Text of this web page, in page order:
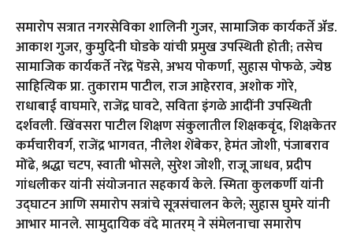
समारोप सत्रात नगरसेविका शालिनी गुजर, सामाजिक कार्यकर्ते ॲड.
आकाश गुजर, कुमुदिनी घोडके यांची प्रमुख उपस्थिती होती; तसेच
सामाजिक कार्यकर्ते नरेंद्र पेंडसे, अभय पोकर्णा, सुहास पोफळे, ज्येष्ठ
साहित्यिक प्रा. तुकाराम पाटील, राज आहेरराव, अशोक गोरे,
राधाबाई वाघमारे, राजेंद्र घावटे, सविता इंगळे आदींनी उपस्थिती
दर्शवली. खिंवसरा पाटील शिक्षण संकुलातील शिक्षकवृंद, शिक्षकेतर
कर्मचारीवर्ग, राजेंद्र भागवत, नीलेश शेंबेकर, हेमंत जोशी, पंजाबराव
मोंढे, श्रद्धा चटप, स्वाती भोसले, सुरेश जोशी, राजू जाधव, प्रदीप
गांधलीकर यांनी संयोजनात सहकार्य केले. स्मिता कुलकर्णी यांनी
उद्घाटन आणि समारोप सत्रांचे सूत्रसंचालन केले; सुहास घुमरे यांनी
आभार मानले. सामुदायिक वंदे मातरम् ने संमेलनाचा समारोप